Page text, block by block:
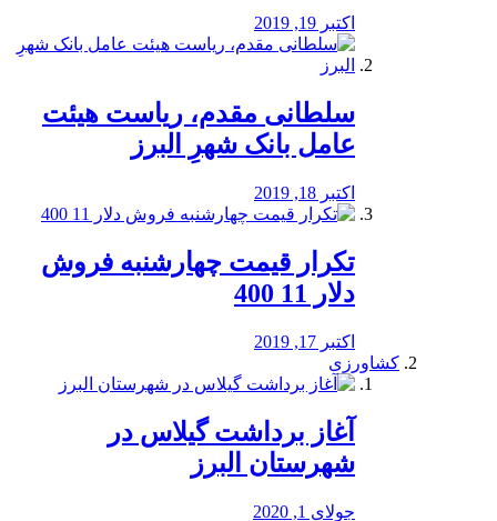
اکتبر 19, 2019
سلطانی مقدم، ریاست هیئت
عامل بانک شهرِ البرز
اکتبر 18, 2019
تکرار قیمت چهارشنبه فروش
دلار 11 400
اکتبر 17, 2019
کشاورزی
آغاز برداشت گیلاس در
شهرستان البرز
جولای 1, 2020